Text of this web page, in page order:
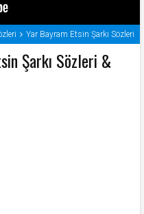
Yar Bayram Etsin Şarkı Sözleri
Şarkı Sözleri &